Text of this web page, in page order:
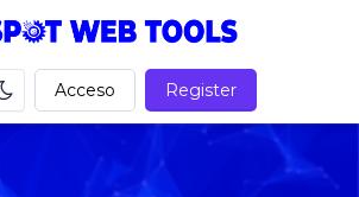
Acceso Register